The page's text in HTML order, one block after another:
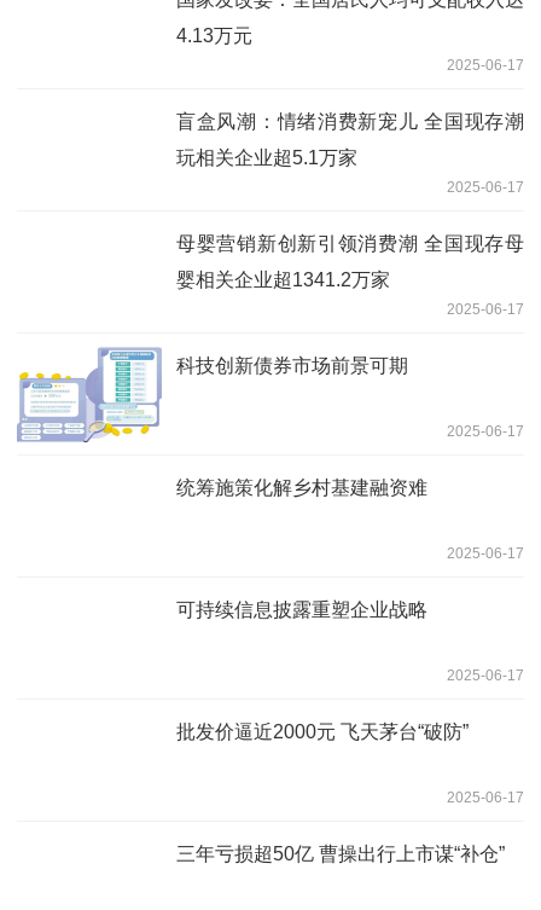
4.13万元
2025-06-17
盲盒风潮：情绪消费新宠儿 全国现存潮
玩相关企业超5.1万家
2025-06-17
母婴营销新创新引领消费潮 全国现存母
婴相关企业超1341.2万家
2025-06-17
科技创新债券市场前景可期
2025-06-17
统筹施策化解乡村基建融资难
2025-06-17
可持续信息披露重塑企业战略
2025-06-17
批发价逼近2000元 飞天茅台“破防”
2025-06-17
三年亏损超50亿 曹操出行上市谋“补仓”